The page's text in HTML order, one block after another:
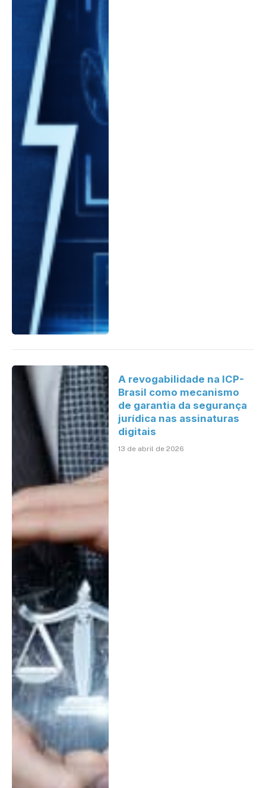
A revogabilidade na ICP-
Brasil como mecanismo
de garantia da segurança
jurídica nas assinaturas
digitais
13 de abril de 2026